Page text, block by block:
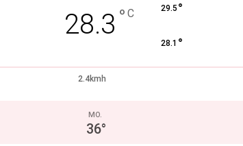
28.3 ° C 29.5 °
28.1 °
2.4kmh
MO.
36°